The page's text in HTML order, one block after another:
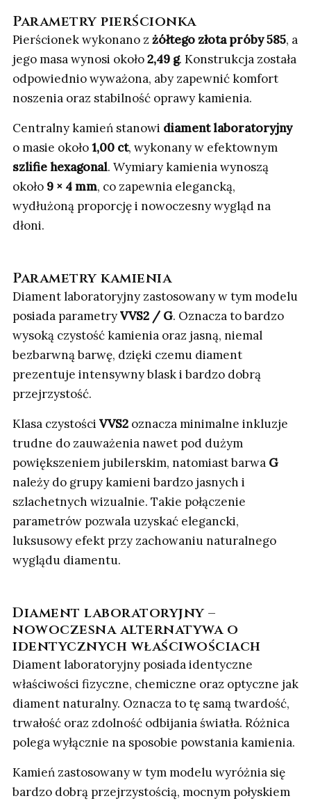
Parametry pierścionka
Pierścionek wykonano z żółtego złota próby 585, a
jego masa wynosi około2,49 g. Konstrukcja została
odpowiednio wyważona, aby zapewnić komfort
noszenia oraz stabilność oprawy kamienia.
Centralny kamień stanowi diament laboratoryjny
o masie około1,00 ct, wykonany w efektownym
szlifie hexagonal. Wymiary kamienia wynoszą
około 9 × 4 mm, co zapewnia elegancką,
wydłużoną proporcję i nowoczesny wygląd na
dłoni.
Parametry kamienia
Diament laboratoryjny zastosowany w tym modelu
posiada parametryVVS2 / G. Oznacza to bardzo
wysoką czystość kamienia oraz jasną, niemal
bezbarwną barwę, dzięki czemu diament
prezentuje intensywny blask i bardzo dobrą
przejrzystość.
Klasa czystości VVS2 oznacza minimalne inkluzje
trudne do zauważenia nawet pod dużym
powiększeniem jubilerskim, natomiast barwa G
należy do grupy kamieni bardzo jasnych i
szlachetnych wizualnie. Takie połączenie
parametrów pozwala uzyskać elegancki,
luksusowy efekt przy zachowaniu naturalnego
wyglądu diamentu.
Diament laboratoryjny –
nowoczesna alternatywa o
identycznych właściwościach
Diament laboratoryjny posiada identyczne
właściwości fizyczne, chemiczne oraz optyczne jak
diament naturalny. Oznacza to tę samą twardość,
trwałość oraz zdolność odbijania światła. Różnica
polega wyłącznie na sposobie powstania kamienia.
Kamień zastosowany w tym modelu wyróżnia się
bardzo dobrą przejrzystością, mocnym połyskiem